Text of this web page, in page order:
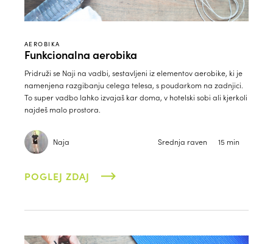
AEROBIKA
Funkcionalna aerobika
Pridruži se Naji na vadbi, sestavljeni iz elementov aerobike, ki je
namenjena razgibanju celega telesa, s poudarkom na zadnjici.
To super vadbo lahko izvajaš kar doma, v hotelski sobi ali kjerkoli
najdeš malo prostora.
Naja Srednja raven 15 min
POGLEJ ZDAJ